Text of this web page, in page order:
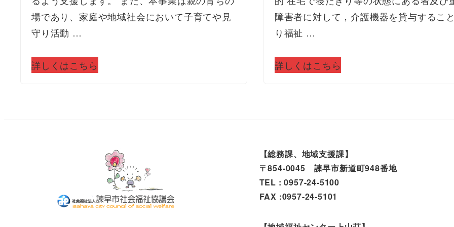
場であり、家庭や地域社会において子育てや見
守り活動 …
詳しくはこちら
障害者に対して，介護機器を貸与するこ
り福祉 …
詳しくはこちら
【総務課、地域支援課】
〒854-0045 諫早市新道町948番地
TEL : 0957-24-5100
FAX :0957-24-5101